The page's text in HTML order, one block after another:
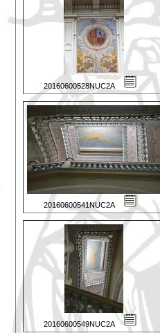
20160600528NUC2A
20160600541NUC2A
20160600549NUC2A